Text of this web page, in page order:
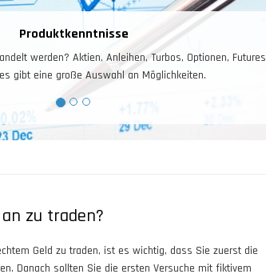
Aktien, Anleihen, Turbos, Optionen, Futures, Forex
eine große Auswahl an Möglichkeiten.
zu traden?
Geld zu traden, ist es wichtig, dass Sie zuerst die
Danach sollten Sie die ersten Versuche mit fiktivem